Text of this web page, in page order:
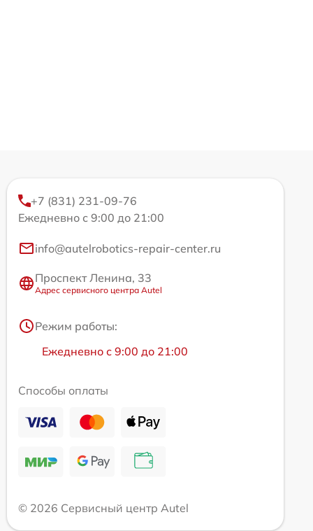
+7 (831) 231-09-76
Ежедневно с 9:00 до 21:00
info@autelrobotics-repair-center.ru
Проспект Ленина, 33
Адрес сервисного центра Autel
Режим работы:
Ежедневно с 9:00 до 21:00
Способы оплаты
© 2026 Сервисный центр Autel